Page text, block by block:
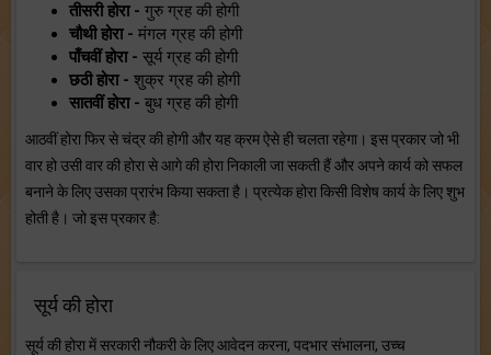
तीसरी होरा - गुरु ग्रह की होगी
चौथी होरा - मंगल ग्रह की होगी
पाँचवीं होरा - सूर्य ग्रह की होगी
छठी होरा - शुक्र ग्रह की होगी
सातवीं होरा - बुध ग्रह की होगी
आठवीं होरा फिर से चंद्र की होगी और यह क्रम ऐसे ही चलता रहेगा। इस प्रकार जो भी
वार हो उसी वार की होरा से आगे की होरा निकाली जा सकती हैं और अपने कार्य को सफल
बनाने के लिए उसका प्रारंभ किया सकता है। प्रत्येक होरा किसी विशेष कार्य के लिए शुभ
होती है। जो इस प्रकार है:
सूर्य की होरा
सूर्य की होरा में सरकारी नौकरी के लिए आवेदन करना, पदभार संभालना, उच्च